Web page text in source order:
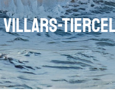
Villars-